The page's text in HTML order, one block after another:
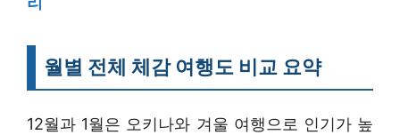
월별 전체 체감 여행도 비교 요약
12월과 1월은 오키나와 겨울 여행으로 인기가 높